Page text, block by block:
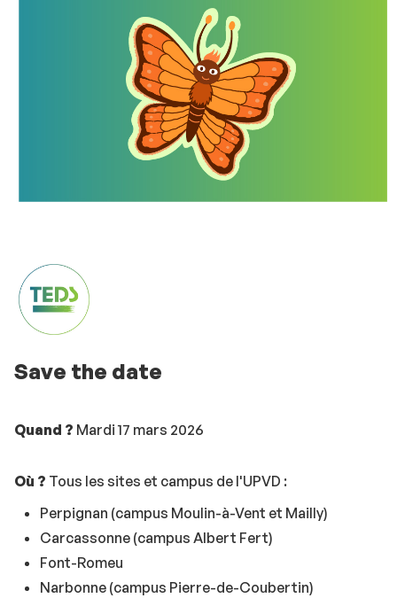
Save the date
Quand ? Mardi 17 mars 2026
Où ? Tous les sites et campus de l'UPVD :
Perpignan (campus Moulin-à-Vent et Mailly)
Carcassonne (campus Albert Fert)
Font-Romeu
Narbonne (campus Pierre-de-Coubertin)